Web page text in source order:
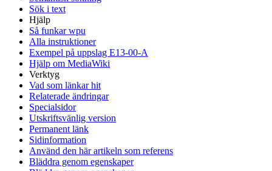
Sök i text
Hjälp
Så funkar wpu
Alla instruktioner
Exempel på uppslag E13-00-A
Hjälp om MediaWiki
Verktyg
Vad som länkar hit
Relaterade ändringar
Specialsidor
Utskriftsvänlig version
Permanent länk
Sidinformation
Använd den här artikeln som referens
Bläddra genom egenskaper